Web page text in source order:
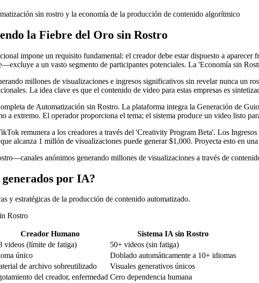
sin rostro y la economía de la producción de contenido algorítmico
la Fiebre del Oro sin Rostro
impone un requisito fundamental: el creador debe estar dispuesto a
a un vasto segmento de participantes potenciales. La 'Economía sin
millones de visualizaciones e ingresos significativos sin revelar nunca un
La idea clave es que el contenido de video para estas empresas es
de Automatización sin Rostro. La plataforma integra la Generación de
a extremo. El operador proporciona el tema; el sistema produce un video listo
remunera a los creadores a través del 'Creativity Program Beta'. Los
alcanza 1 millón de visualizaciones puede generar $1,000. Proyecta esto en
anónimos generando millones de visualizaciones a través de
por IA?
y estratégicas de la producción de contenido automatizado.
Rostro
Creador Humano
Sistema IA sin Rostro
videos (límite de fatiga)
50+ videos (sin fatiga)
único
Doblado automáticamente a 10+ idiomas
de archivo sobreutilizado
Visuales generativos únicos
del creador, enfermedad Cero dependencia humana